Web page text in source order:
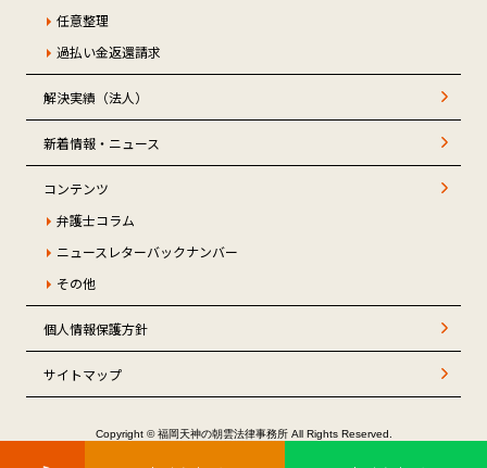
任意整理
過払い金返還請求
解決実績（法人）
新着情報・ニュース
コンテンツ
弁護士コラム
ニュースレターバックナンバー
その他
個人情報保護方針
サイトマップ
Copyright © 福岡天神の朝雲法律事務所 All Rights Reserved.